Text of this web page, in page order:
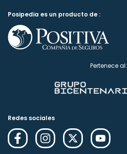
Posipedia es un producto de :
Pertenece al:
Redes sociales